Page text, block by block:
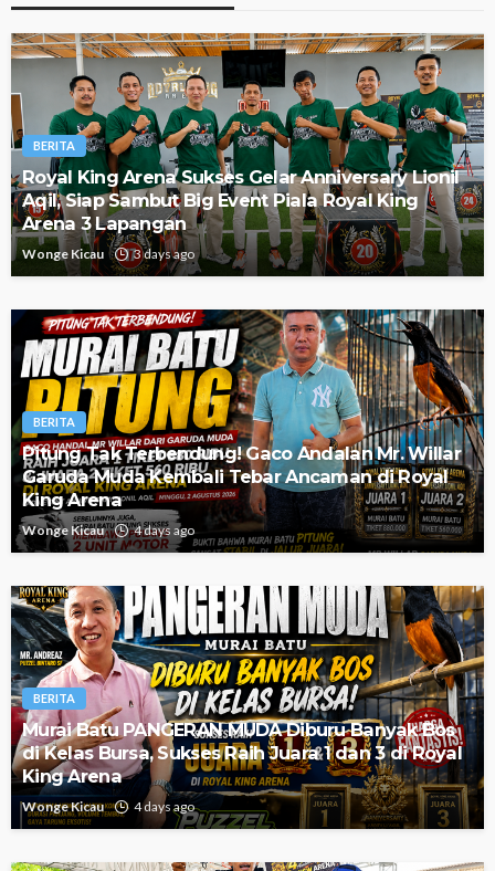
BERITA
Royal King Arena Sukses Gelar Anniversary Lionil
Aqil, Siap Sambut Big Event Piala Royal King
Arena 3 Lapangan
Wonge Kicau 3 days ago
BERITA
Pitung Tak Terbendung! Gaco Andalan Mr. Willar
Garuda Muda Kembali Tebar Ancaman di Royal
King Arena
Wonge Kicau 4 days ago
BERITA
Murai Batu PANGERAN MUDA Diburu Banyak Bos
di Kelas Bursa, Sukses Raih Juara 1 dan 3 di Royal
King Arena
Wonge Kicau 4 days ago